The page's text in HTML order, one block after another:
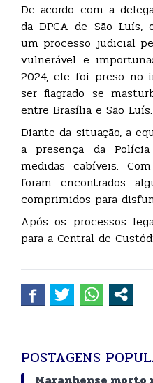
De acordo com a
da DPCA de São Luís,
um processo judicial
vulnerável e
2024, ele foi preso no
ser flagrado se
entre Brasília e São Luís.
Diante da situação, a
a presença da
medidas cabíveis.
foram encontrados
comprimidos para
Após os processos
para a Central de
POSTAGENS